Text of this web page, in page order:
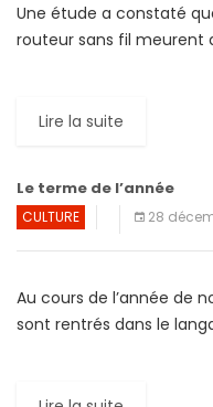
Une étude a constaté
routeur sans fil meurent
Lire la suite
Le terme de l’année
CULTURE 28
Au cours de l’année de
sont rentrés dans le